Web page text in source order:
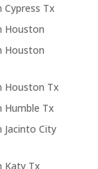
Tx
Houston
Houston
Houston Tx
Humble Tx
Jacinto City
Katy Tx